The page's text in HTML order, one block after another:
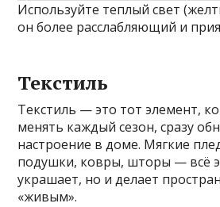
Используйте теплый свет
он более расслабляющий и
Текстиль
Текстиль — это тот элемент,
менять каждый сезон, сразу
настроение в доме. Мягкие
подушки, ковры, шторы — всё
украшает, но и делает
«живым».